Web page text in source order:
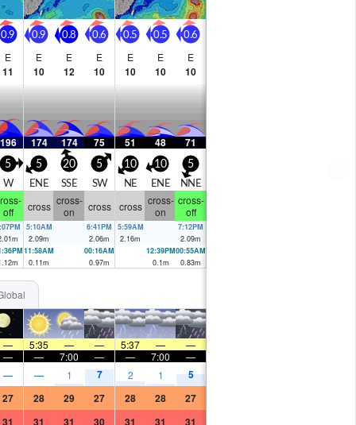
0.9
E
11
0.9
E
10
0.8
E
12
0.6
E
10
0.5
E
10
0.5
E
10
0.6
E
10
196 174 174 75 51 48 71
5
W
5
ENE
20
SSE
5
SW
10
NE
10
ENE
5
NNE
off
cross cross-
on
cross cross cross-
on
cross-
off
m
5:10AM
2.09m
6:41PM
2.06m
5:59AM
2.16m
7:12PM
2.09m
m
11:58AM
0.11m
00:16AM
0.97m
12:39PM
0.1m
00:55AM
0.83m
— 5:35 — — 5:37 —
—
— — 7:00 — — 7:00 —
— — 1 7 2 1 5
27 28 29 27 28 28 27
31 31 31 30 31 31 31